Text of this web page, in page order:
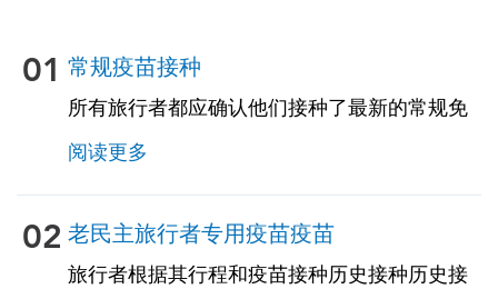
01 常规疫苗接种
所有旅行者都应确认他们接种了最新的常规免
疫疫接种。其中一些疫苗包括：• 水痘（水
痘）• 破坏伤风-白喉-百日感 • 麻醉-GRAZIA-
风疹（MMR）• 肺球菌（适用于 65 岁及以上
的成年人，以及所有慢性病免疫或疫苗功能低
下的成年人）
阅读更多
02 老民主旅行者专用疫苗疫苗
旅行者根据其行程和疫苗接种历史接种历史接